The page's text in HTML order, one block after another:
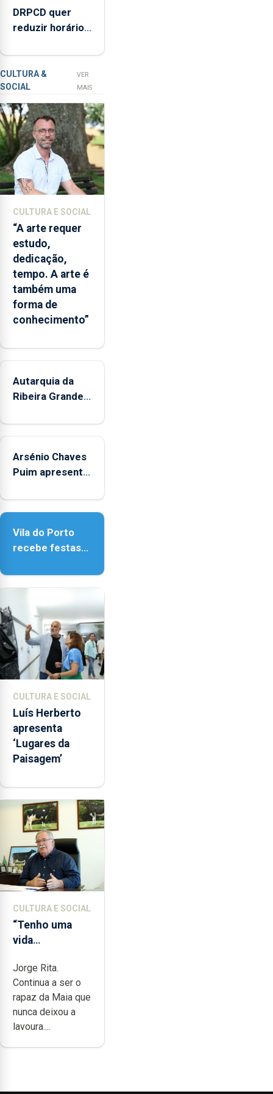
de
compra,
investimento
de
2,3
milhões
de
euros.
DRPCD quer
reduzir horário
álcool na Região
CULTURA &
SOCIAL
VER
MAIS
CULTURA E SOCIAL
“A arte requer
estudo,
dedicação,
tempo. A arte é
também uma
forma de
conhecimento”
Autarquia da
Ribeira Grande
iniciativa
Verão"
Arsénio Chaves
Puim apresenta
Biblioteca de
Vila do Porto
recebe festas
Nossa Senhora
CULTURA E SOCIAL
Luís Herberto
apresenta
‘Lugares da
Paisagem’
CULTURA E SOCIAL
“Tenho uma
vida
cheia de
trabalho,
dedicação,
gosto e muita
paixão”
Jorge Rita.
Continua a ser o
rapaz da Maia que
nunca deixou a
lavoura....